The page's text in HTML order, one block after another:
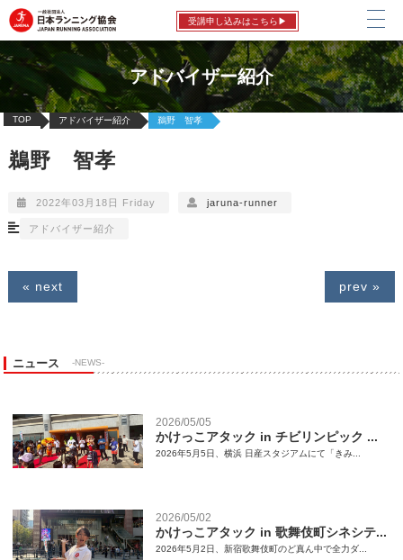
受講申し込みはこちら▶
アドバイザー紹介
TOP アドバイザー紹介 鵜野 智孝
鵜野 智孝
2022年03月18日 Friday jaruna-runner
アドバイザー紹介
« next prev »
ニュース -NEWS-
2026/05/05
かけっこアタック in チビリンピック ...
2026年5月5日、横浜 日産スタジアムにて「きみ...
2026/05/02
かけっこアタック in 歌舞伎町シネシテ...
2026年5月2日、新宿歌舞伎町のど真ん中で全力ダ...